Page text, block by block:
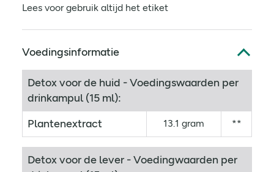
Lees voor gebruik altijd het etiket
Voedingsinformatie
Detox voor de huid - Voedingswaarden per
drinkampul (15 ml):
Plantenextract
13.1 gram **
Detox voor de lever - Voedingwaarden per